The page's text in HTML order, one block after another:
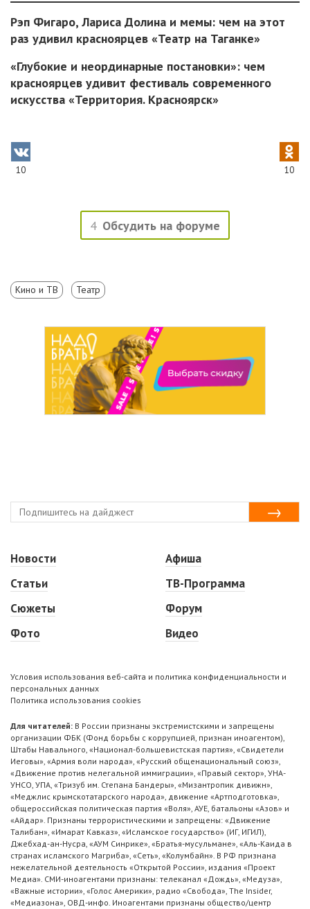
Рэп Фигаро, Лариса Долина и мемы: чем на этот
раз удивил красноярцев «Театр на Таганке»
«Глубокие и неординарные постановки»: чем
красноярцев удивит фестиваль современного
искусства «Территория. Красноярск»
10 10
4 Обсудить на форуме
Кино и ТВ Театр
Новости
Статьи
Сюжеты
Фото
Афиша
ТВ-Программа
Форум
Видео
Условия использования веб-сайта и политика конфиденциальности и
персональных данных
Политика использования cookies
Для читателей: В России признаны экстремистскими и запрещены
организации ФБК (Фонд борьбы с коррупцией, признан иноагентом),
Штабы Навального, «Национал-большевистская партия», «Свидетели
Иеговы», «Армия воли народа», «Русский общенациональный союз»,
«Движение против нелегальной иммиграции», «Правый сектор», УНА-
УНСО, УПА, «Тризуб им. Степана Бандеры», «Мизантропик дивижн»,
«Меджлис крымскотатарского народа», движение «Артподготовка»,
общероссийская политическая партия «Воля», АУЕ, батальоны «Азов» и
«Айдар». Признаны террористическими и запрещены: «Движение
Талибан», «Имарат Кавказ», «Исламское государство» (ИГ, ИГИЛ),
Джебхад-ан-Нусра, «АУМ Синрике», «Братья-мусульмане», «Аль-Каида в
странах исламского Магриба», «Сеть», «Колумбайн». В РФ признана
нежелательной деятельность «Открытой России», издания «Проект
Медиа». СМИ-иноагентами признаны: телеканал «Дождь», «Медуза»,
«Важные истории», «Голос Америки», радио «Свобода», The Insider,
«Медиазона», ОВД-инфо. Иноагентами признаны общество/центр